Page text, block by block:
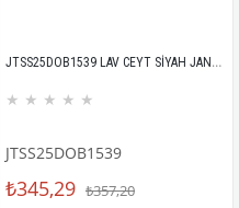
JTSS25DOB1539 LAV CEYT SİYAH JANTİ DOĞALTAŞ BİLEKLİK
★ ★ ★ ★ ★
JTSS25DOB1539
₺345,29 ₺357,20